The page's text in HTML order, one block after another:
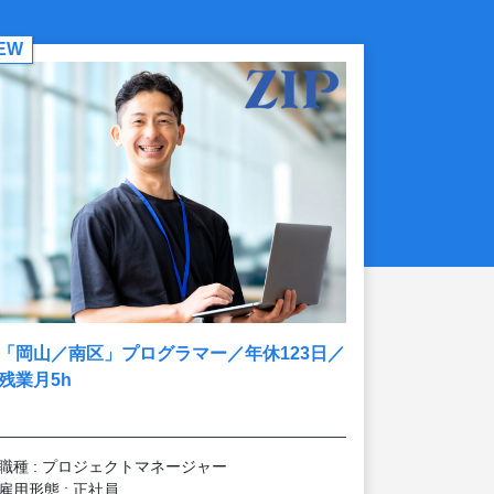
岡山／南区」プログラマー／年休123日／
業月5h
種 : プロジェクトマネージャー
用形態 : 正社員